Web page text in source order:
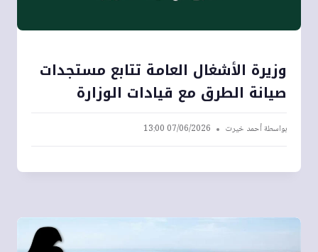
وزيرة الأشغال العامة تتابع مستجدات
صيانة الطرق مع قيادات الوزارة
بواسطةأحمد خيرت 07/06/2026 13:00